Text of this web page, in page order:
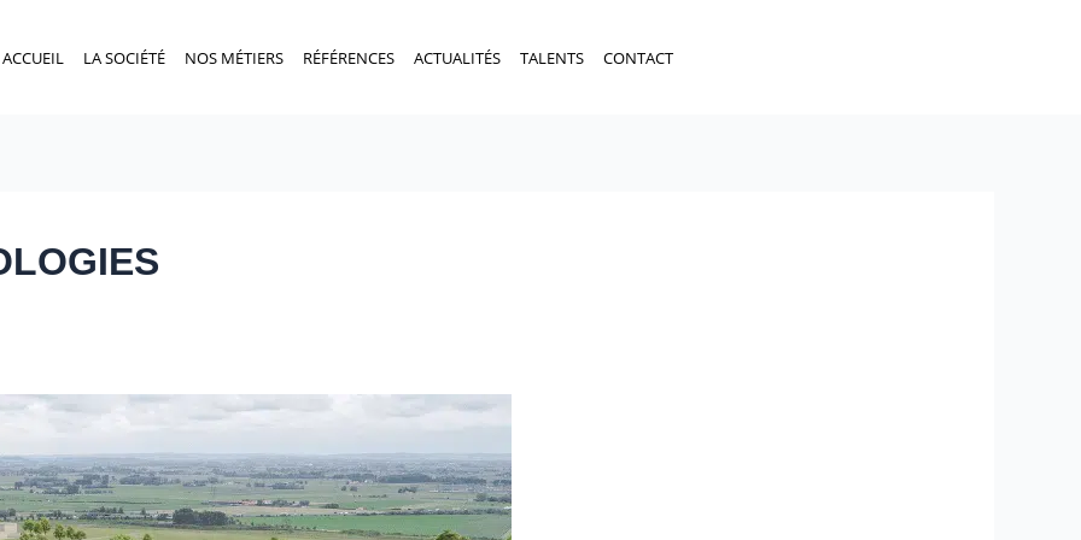
ACCUEIL LA SOCIÉTÉ NOS MÉTIERS RÉFÉRENCES ACTUALITÉS TALENTS CONTACT